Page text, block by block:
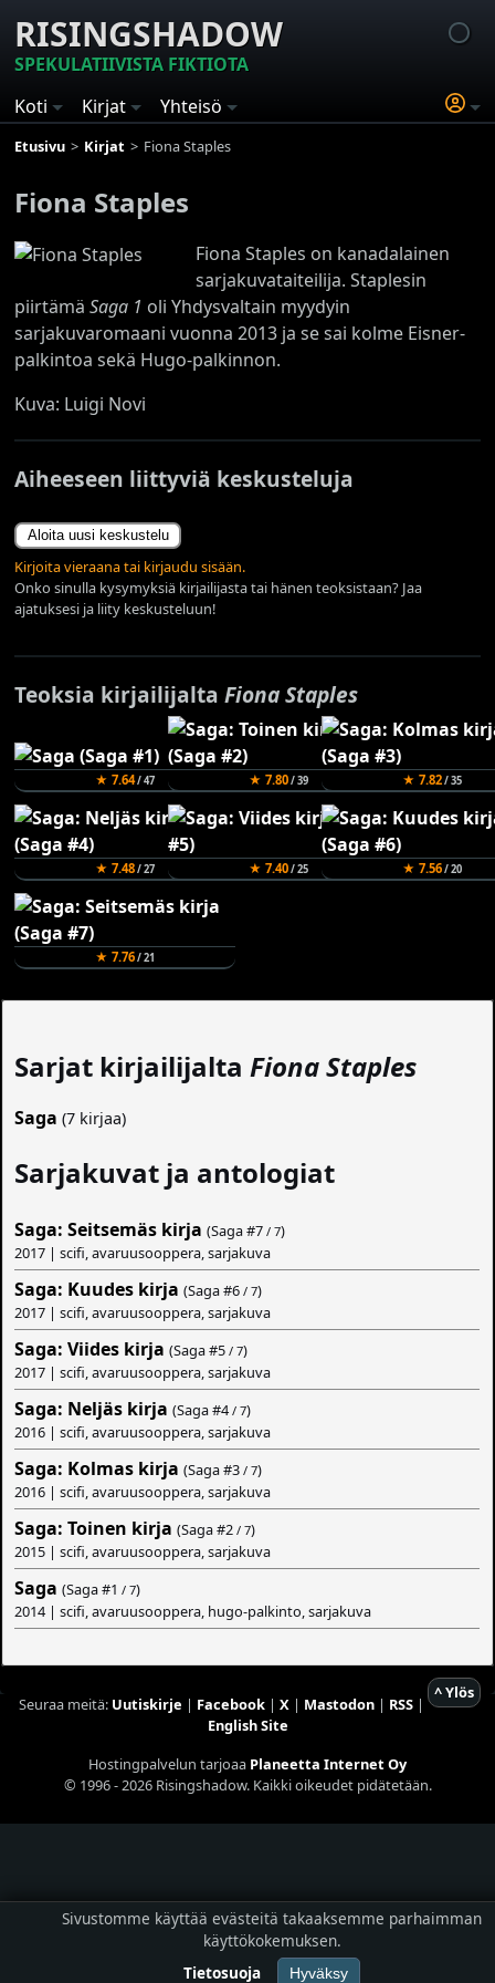
RISINGSHADOW
SPEKULATIIVISTA FIKTIOTA
Koti
Kirjat Yhteisö
Etusivu Kirjat Fiona Staples
Fiona Staples
Fiona Staples on kanadalainen
sarjakuvataiteilija. Staplesin
piirtämäSaga 1 oli Yhdysvaltain myydyin
sarjakuvaromaani vuonna 2013 ja se sai kolme Eisner-
palkintoa sekä Hugo-palkinnon.
Kuva: Luigi Novi
Aiheeseen liittyviä keskusteluja
Aloita uusi keskustelu
Kirjoita vieraana tai kirjaudu sisään.
Onko sinulla kysymyksiä kirjailijasta tai hänen teoksistaan? Jaa
ajatuksesi ja liity keskusteluun!
Teoksia kirjailijaltaFiona Staples
★ 7.64/ 47 ★ 7.80/ 39 ★ 7.82/ 35
★ 7.48/ 27 ★ 7.40/ 25 ★ 7.56/ 20
★ 7.76/ 21
Sarjat kirjailijaltaFiona Staples
Saga (7 kirjaa)
Sarjakuvat ja antologiat
Saga: Seitsemäs kirja (Saga #7 / 7)
2017 | scifi, avaruusooppera, sarjakuva
Saga: Kuudes kirja (Saga #6 / 7)
2017 | scifi, avaruusooppera, sarjakuva
Saga: Viides kirja (Saga #5 / 7)
2017 | scifi, avaruusooppera, sarjakuva
Saga: Neljäs kirja (Saga #4 / 7)
2016 | scifi, avaruusooppera, sarjakuva
Saga: Kolmas kirja (Saga #3 / 7)
2016 | scifi, avaruusooppera, sarjakuva
Saga: Toinen kirja (Saga #2 / 7)
2015 | scifi, avaruusooppera, sarjakuva
Saga (Saga #1 / 7)
2014 | scifi, avaruusooppera, hugo-palkinto, sarjakuva
^ Ylös
Seuraa meitä: Uutiskirje | Facebook| X| Mastodon| RSS|
English Site
Hostingpalvelun tarjoaa Planeetta Internet Oy
© 1996 - 2026 Risingshadow. Kaikki oikeudet pidätetään.
Sivustomme käyttää evästeitä takaaksemme parhaimman
käyttökokemuksen.
Tietosuoja
Hyväksy